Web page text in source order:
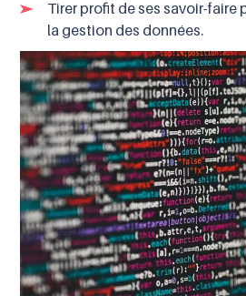
Tirer profit de ses savoir-faire
la gestion des données.